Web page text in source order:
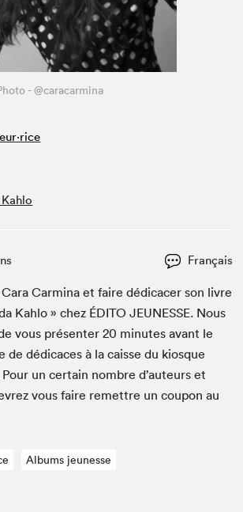
- @caracarmina
Français
Carmi­na et faire dédi­cac­er son livre
Kahlo » chez ÉDI­TO JEUNESSE. Nous
vous présen­ter20 min­utes avant le
de dédi­caces à la caisse du kiosque
un cer­tain nom­bre d’auteurs et
vous faire remet­tre un coupon au
Albums jeunesse